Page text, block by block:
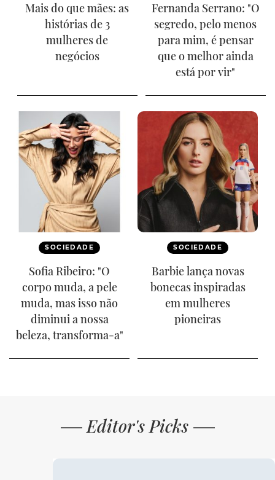
Mais do que mães: as
histórias de 3
mulheres de
negócios
Fernanda Serrano: "O
segredo, pelo menos
para mim, é pensar
que o melhor ainda
está por vir"
SOCIEDADE
Sofia Ribeiro: "O
corpo muda, a pele
muda, mas isso não
diminui a nossa
beleza, transforma-a"
SOCIEDADE
Barbie lança novas
bonecas inspiradas
em mulheres
pioneiras
Editor's Picks